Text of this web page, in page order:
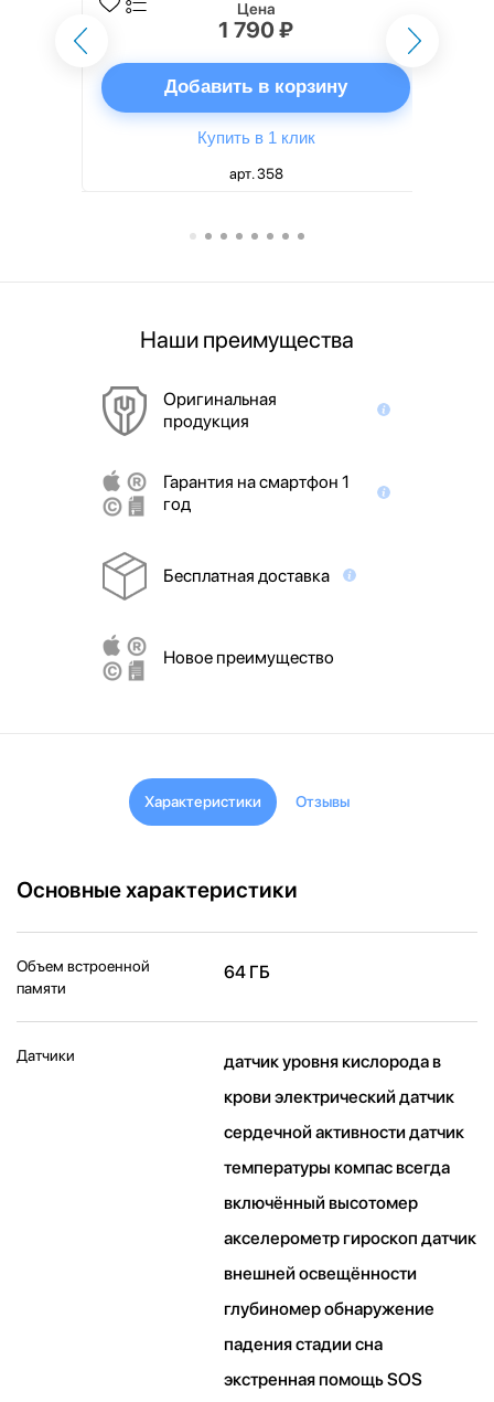
Цена
1 790 ₽
Добавить в корзину
Купить в 1 клик
арт. 358
Наши преимущества
Оригинальная
продукция
Гарантия на смартфон 1
год
Бесплатная доставка
Новое преимущество
Характеристики Отзывы
Основные характеристики
Объем встроенной
памяти
64 ГБ
Датчики
датчик уровня кислорода в
крови электрический датчик
сердечной активности датчик
температуры компас всегда
включённый высотомер
акселерометр гироскоп датчик
внешней освещённости
глубиномер обнаружение
падения стадии сна
экстренная помощь SOS